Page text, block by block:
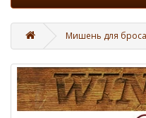
Мишень для